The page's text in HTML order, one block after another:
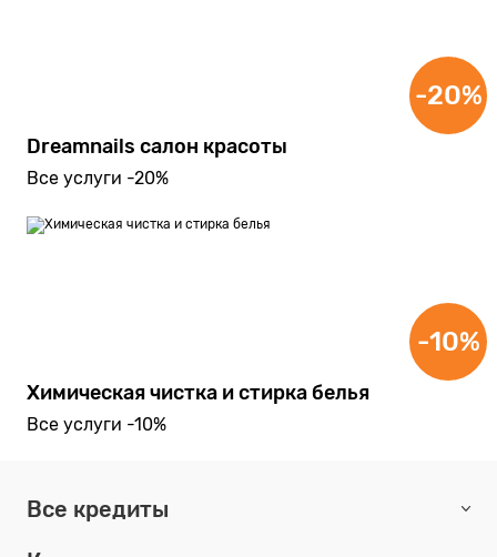
Dreamnails салон красоты
Все услуги -20%
-20%
Химическая чистка и стирка белья
Все услуги -10%
-10%
Все кредиты